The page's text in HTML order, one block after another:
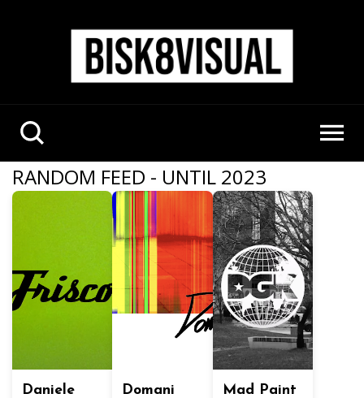
RANDOM FEED - UNTIL 2023
Daniele
Domani
Mad Paint